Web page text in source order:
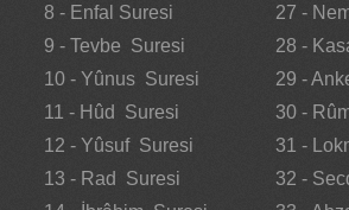
8 - Enfal Suresi
9 - Tevbe Suresi
10 - Yûnus Suresi
11 - Hûd Suresi
12 - Yûsuf Suresi
13 - Rad Suresi
27 -
28 -
29 -
30 -
31 -
32 -